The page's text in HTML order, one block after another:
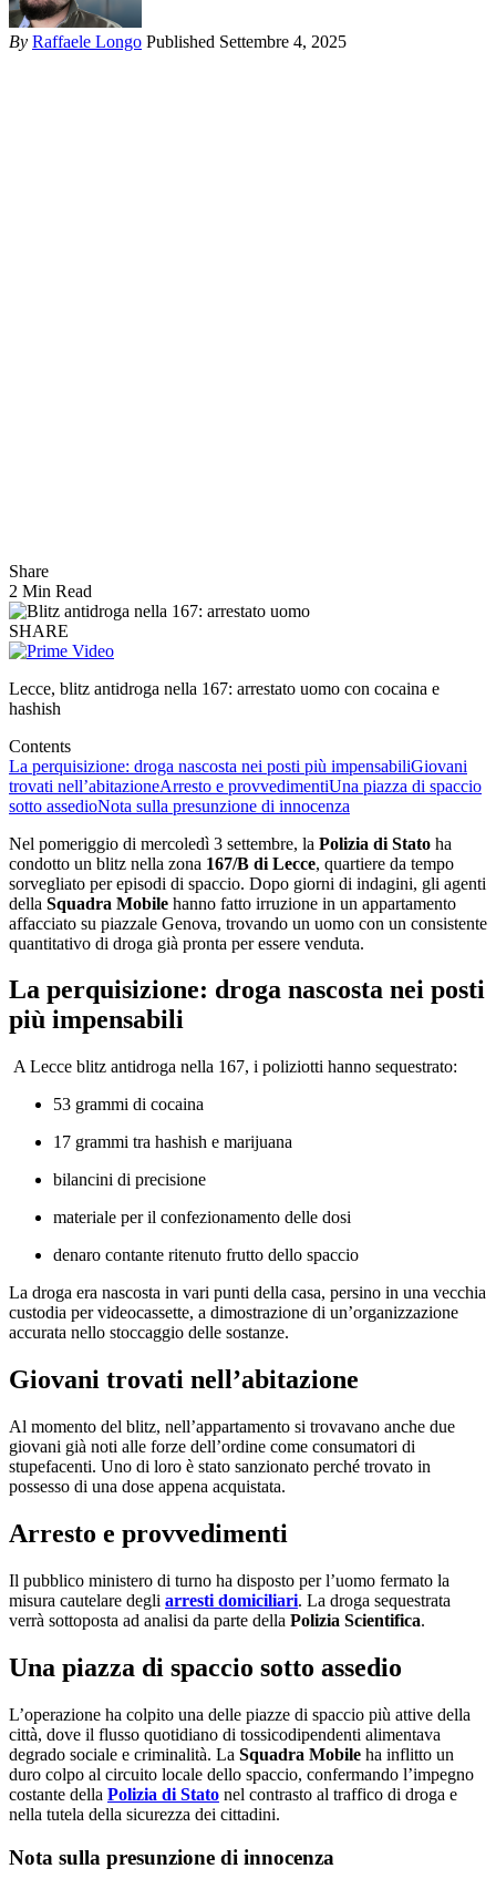
By Raffaele Longo Published Settembre 4, 2025
Share
2 Min Read
SHARE
Lecce, blitz antidroga nella 167: arrestato uomo con cocaina e
hashish
Contents
La perquisizione: droga nascosta nei posti più impensabiliGiovani
trovati nell’abitazioneArresto e provvedimentiUna piazza di spaccio
sotto assedioNota sulla presunzione di innocenza
Nel pomeriggio di mercoledì 3 settembre, la Polizia di Stato ha
condotto un blitz nella zona 167/B di Lecce, quartiere da tempo
sorvegliato per episodi di spaccio. Dopo giorni di indagini, gli agenti
della Squadra Mobile hanno fatto irruzione in un appartamento
affacciato su piazzale Genova, trovando un uomo con un consistente
quantitativo di droga già pronta per essere venduta.
La perquisizione: droga nascosta nei posti
più impensabili
A Lecce blitz antidroga nella 167, i poliziotti hanno sequestrato:
53 grammi di cocaina
17 grammi tra hashish e marijuana
bilancini di precisione
materiale per il confezionamento delle dosi
denaro contante ritenuto frutto dello spaccio
La droga era nascosta in vari punti della casa, persino in una vecchia
custodia per videocassette, a dimostrazione di un’organizzazione
accurata nello stoccaggio delle sostanze.
Giovani trovati nell’abitazione
Al momento del blitz, nell’appartamento si trovavano anche due
giovani già noti alle forze dell’ordine come consumatori di
stupefacenti. Uno di loro è stato sanzionato perché trovato in
possesso di una dose appena acquistata.
Arresto e provvedimenti
Il pubblico ministero di turno ha disposto per l’uomo fermato la
misura cautelare degli arresti domiciliari. La droga sequestrata
verrà sottoposta ad analisi da parte della Polizia Scientifica.
Una piazza di spaccio sotto assedio
L’operazione ha colpito una delle piazze di spaccio più attive della
città, dove il flusso quotidiano di tossicodipendenti alimentava
degrado sociale e criminalità. La Squadra Mobile ha inflitto un
duro colpo al circuito locale dello spaccio, confermando l’impegno
costante della Polizia di Stato nel contrasto al traffico di droga e
nella tutela della sicurezza dei cittadini.
Nota sulla presunzione di innocenza